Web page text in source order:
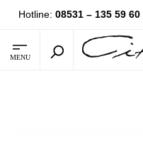
Hotline: 08531 – 135 59 60
MENU